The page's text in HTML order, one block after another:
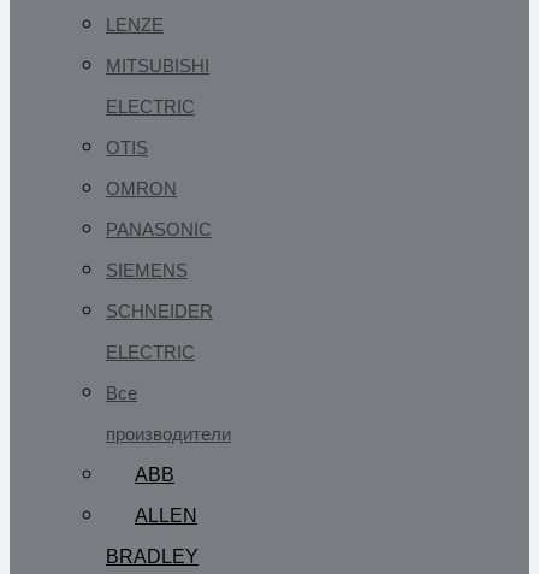
LENZE
MITSUBISHI
ELECTRIC
OTIS
OMRON
PANASONIC
SIEMENS
SCHNEIDER
ELECTRIC
Все
производители
ABB
ALLEN
BRADLEY